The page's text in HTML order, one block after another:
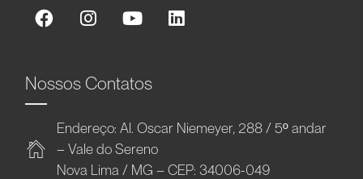
Nossos Contatos
Endereço: Al. Oscar Niemeyer, 288 / 5º andar
– Vale do Sereno
Nova Lima / MG – CEP: 34006-049